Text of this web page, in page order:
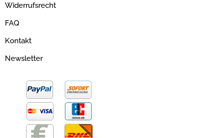
Widerrufsrecht
FAQ
Kontakt
Newsletter